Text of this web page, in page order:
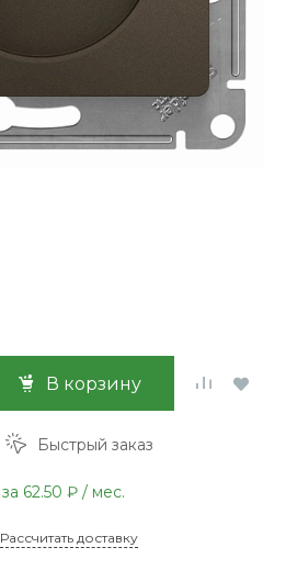
В корзину
Быстрый заказ
за 62.50 ₽ / мес.
Рассчитать доставку